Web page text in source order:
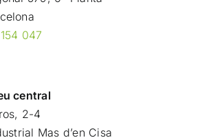
047
central
2-4
Mas d’en Cisa